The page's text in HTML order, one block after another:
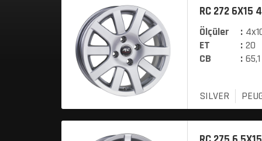
RC 272 6X15
Ölçüler :
ET
: 20
CB
: 65,1
SILVER